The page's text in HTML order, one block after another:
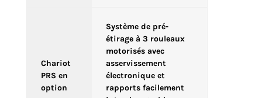
Chariot
PRS en
option
Système de pré-
étirage à 3 rouleaux
motorisés avec
asservissement
électronique et
rapports facilement